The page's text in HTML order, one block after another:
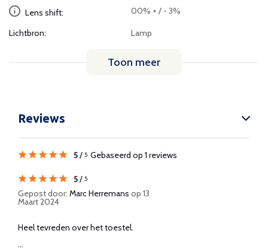
Lens shift: 00% + / - 3%
Lichtbron: Lamp
Toon meer
Reviews
5/ 5 Gebaseerd op 1 reviews
5/ 5
Gepost door: Marc Herremans op 13
Maart 2024
Heel tevreden over het toestel.
...